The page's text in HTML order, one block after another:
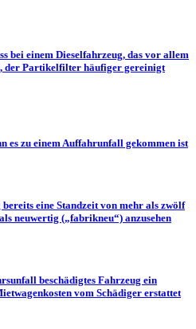
bei einem Dieselfahrzeug, das vor allem
der Partikelfilter häufiger gereinigt
es zu einem Auffahrunfall gekommen ist
eine Standzeit von mehr als zwölf
neuwertig („fabrikneu“) anzusehen
beschädigtes Fahrzeug ein
vom Schädiger erstattet